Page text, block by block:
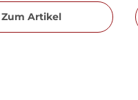
Zum Artikel